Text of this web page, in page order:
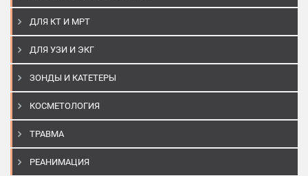
ДЛЯ КТ И МРТ
ДЛЯ УЗИ И ЭКГ
ЗОНДЫ И КАТЕТЕРЫ
КОСМЕТОЛОГИЯ
ТРАВМА
РЕАНИМАЦИЯ